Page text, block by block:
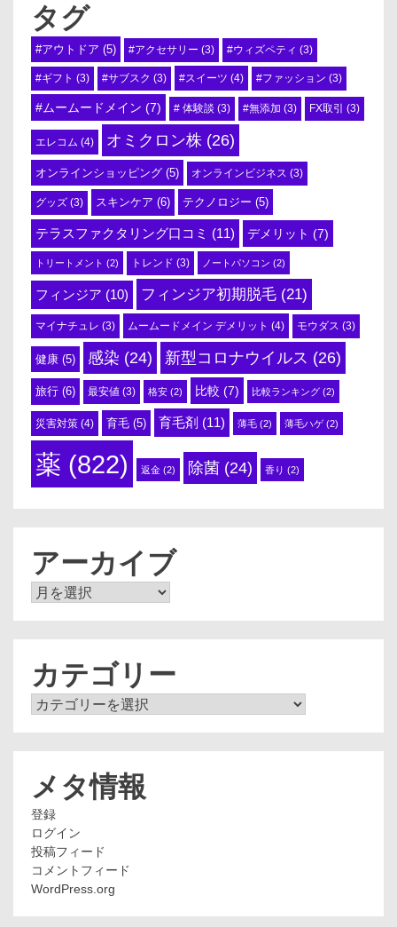
タグ
#アウトドア (5) #アクセサリー (3) #ウィズペティ (3)
#ギフト (3) #サブスク (3) #スイーツ (4) #ファッション (3)
#ムームードメイン (7) # 体験談 (3) #無添加 (3) FX取引 (3)
エレコム (4) オミクロン株 (26)
オンラインショッピング (5) オンラインビジネス (3)
グッズ (3) スキンケア (6) テクノロジー (5)
テラスファクタリング口コミ (11) デメリット (7)
トリートメント (2) トレンド (3) ノートパソコン (2)
フィンジア (10) フィンジア初期脱毛 (21)
マイナチュレ (3) ムームードメイン デメリット (4) モウダス (3)
健康 (5) 感染 (24) 新型コロナウイルス (26)
旅行 (6) 最安値 (3) 格安 (2) 比較 (7) 比較ランキング (2)
災害対策 (4) 育毛 (5) 育毛剤 (11) 薄毛 (2) 薄毛ハゲ(2)
薬 (822) 返金 (2) 除菌 (24) 香り (2)
アーカイブ
ア
カテゴリー
カ
メタ情報
登録
ログイン
投稿フィード
コメントフィード
WordPress.org